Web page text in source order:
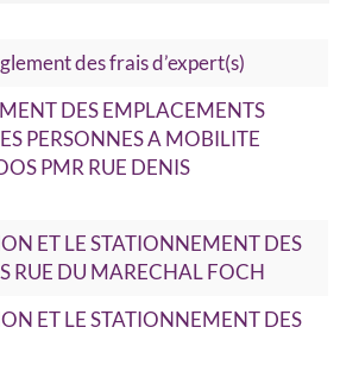
des frais d’expert(s)
DES EMPLACEMENTS
PERSONNES A MOBILITE
PMR RUE DENIS
ET LE STATIONNEMENT DES
RUE DU MARECHAL FOCH
ET LE STATIONNEMENT DES